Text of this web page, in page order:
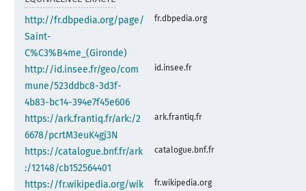
http://fr.dbpedia.org/page/
Saint-
C%C3%B4me_(Gironde)
fr.dbpedia.org
http://id.insee.fr/geo/com
mune/523ddbc8-3d3f-
4b83-bc14-394e7f45e606
id.insee.fr
https://ark.frantiq.fr/ark:/2
6678/pcrtM3euK4gj3N
ark.frantiq.fr
https://catalogue.bnf.fr/ark
:/12148/cb152564401
catalogue.bnf.fr
https://fr.wikipedia.org/wik
fr.wikipedia.org